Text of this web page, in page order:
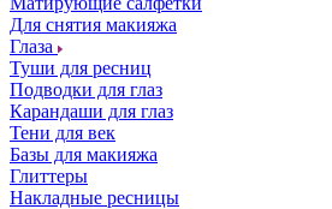
Для снятия макияжа
Глаза
Туши для ресниц
Подводки для глаз
Карандаши для глаз
Тени для век
Базы для макияжа
Глиттеры
Накладные ресницы